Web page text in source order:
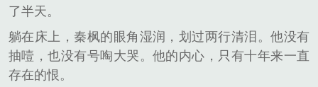
了半天。
躺在床上，秦枫的眼角湿润，划过两行清泪。他没有
抽噎，也没有号啕大哭。他的内心，只有十年来一直
存在的恨。